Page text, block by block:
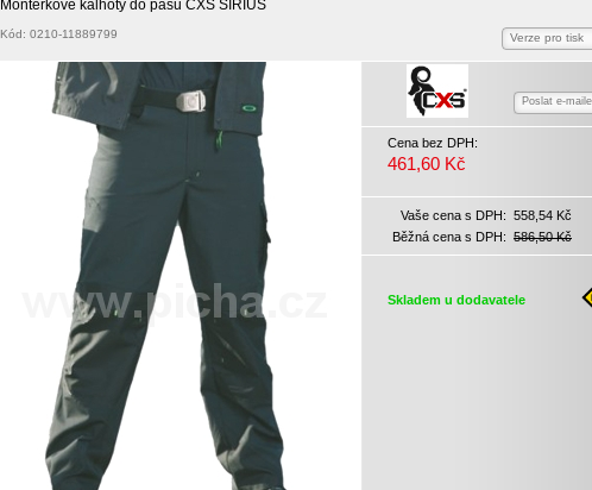
Montérkové kalhoty do pasu CXS SIRIUS
Kód: 0210-11889799 Verze pro tisk
Poslat e-
Cena bez DPH:
461,60 Kč
Vaše cena s DPH: 558,54 Kč
Běžná cena s DPH: 586,50 Kč
Skladem u dodavatele